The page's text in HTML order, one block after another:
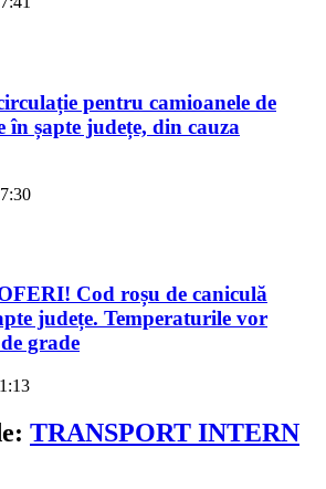
pentru camioanele de
în șapte județe, din cauza
Cod roșu de caniculă
județe. Temperaturile vor
grade
TRANSPORT INTERN